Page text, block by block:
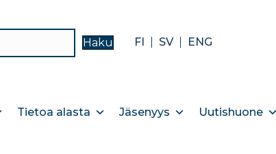
Haku FI SV ENG
Tietoa alasta Jäsenyys Uutishuone